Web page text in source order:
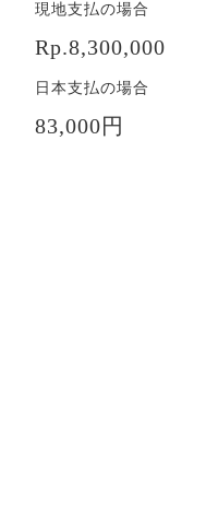
現地支払の場合
Rp.8,300,000
日本支払の場合
83,000円